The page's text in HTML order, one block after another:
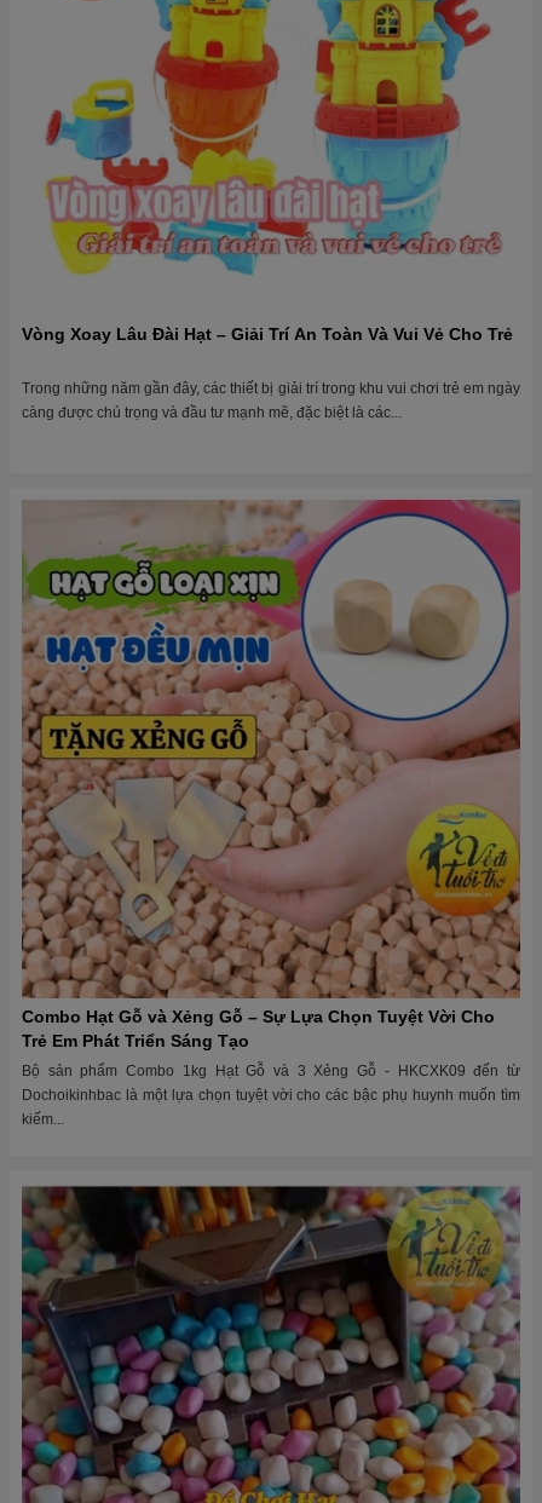
Vòng Xoay Lâu Đài Hạt – Giải Trí An Toàn Và Vui Vẻ Cho Trẻ
Trong những năm gần đây, các thiết bị giải trí trong khu vui chơi trẻ em ngày
càng được chú trọng và đầu tư mạnh mẽ, đặc biệt là các...
Combo Hạt Gỗ và Xẻng Gỗ – Sự Lựa Chọn Tuyệt Vời Cho
Trẻ Em Phát Triển Sáng Tạo
Bộ sản phẩm Combo 1kg Hạt Gỗ và 3 Xẻng Gỗ - HKCXK09 đến từ
Dochoikinhbac là một lựa chọn tuyệt vời cho các bậc phụ huynh muốn tìm
kiếm...